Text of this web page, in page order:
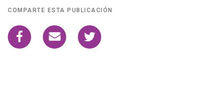
COMPARTE ESTA PUBLICACIÓN